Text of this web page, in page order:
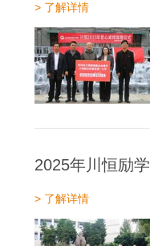
> 了解详情
2025年川恒励
> 了解详情